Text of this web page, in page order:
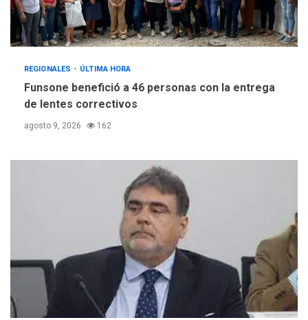
REGIONALES ÚLTIMA HORA
Funsone benefició a 46 personas con la entrega
de lentes correctivos
agosto 9, 2026 162